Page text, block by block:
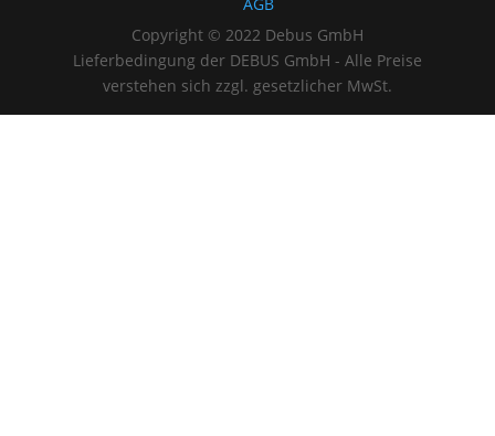
Copyright © 2022 Debus GmbH
Lieferbedingung der DEBUS GmbH - Alle Preise
verstehen sich zzgl. gesetzlicher MwSt.